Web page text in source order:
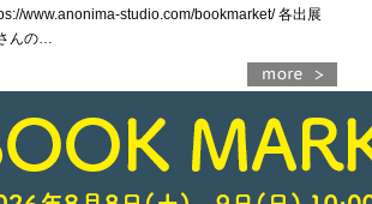
www.anonima-studio.com/bookmarket/ 各出展
んの…